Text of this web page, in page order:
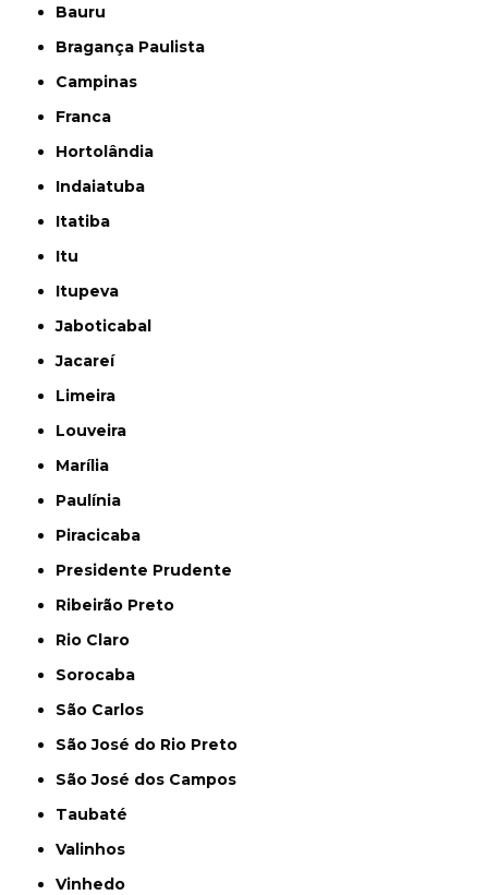
Bauru
Bragança Paulista
Campinas
Franca
Hortolândia
Indaiatuba
Itatiba
Itu
Itupeva
Jaboticabal
Jacareí
Limeira
Louveira
Marília
Paulínia
Piracicaba
Presidente Prudente
Ribeirão Preto
Rio Claro
Sorocaba
São Carlos
São José do Rio Preto
São José dos Campos
Taubaté
Valinhos
Vinhedo